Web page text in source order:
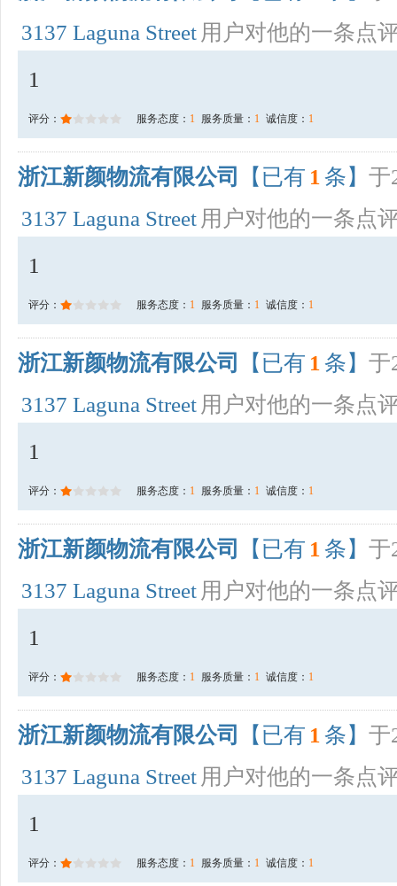
3137 Laguna Street 用户对他的一条点
1
评分： 服务态度： 1 服务质量： 1 诚信度： 1
浙江新颜物流有限公司 【已有 1 条】 于
3137 Laguna Street 用户对他的一条点
1
评分： 服务态度： 1 服务质量： 1 诚信度： 1
浙江新颜物流有限公司 【已有 1 条】 于
3137 Laguna Street 用户对他的一条点
1
评分： 服务态度： 1 服务质量： 1 诚信度： 1
浙江新颜物流有限公司 【已有 1 条】 于
3137 Laguna Street 用户对他的一条点
1
评分： 服务态度： 1 服务质量： 1 诚信度： 1
浙江新颜物流有限公司 【已有 1 条】 于
3137 Laguna Street 用户对他的一条点
1
评分： 服务态度： 1 服务质量： 1 诚信度： 1